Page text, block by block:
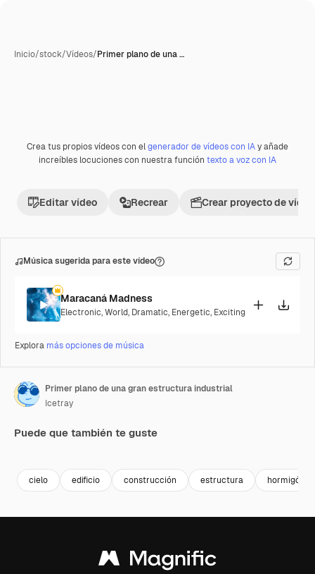
Inicio/stock/Vídeos/Primer plano de una …
Premium
Crea tus propios vídeos con elgenerador de vídeos con IAy añade
increíbles locuciones con nuestra función texto a voz con IA
Editar vídeo Recrear Crear proyecto de vídeo
Música sugerida para este vídeo
Maracaná Madness
Electronic,World, Dramatic, Energetic, Exciting
Explora más opciones de música
Primer plano de una gran estructura industrial
Icetray
Puede que también te guste
cielo edificio construcción estructura hormigón